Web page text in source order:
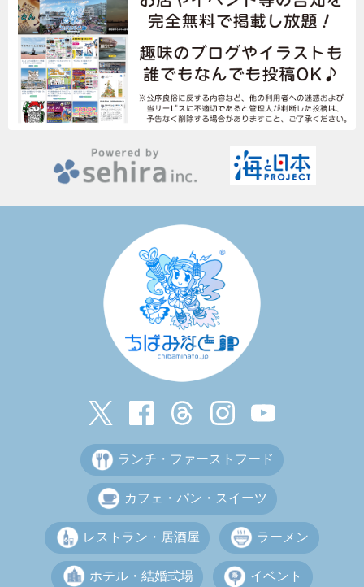
ランチ・ファーストフード
カフェ・パン・スイーツ
レストラン・居酒屋 ラーメン
ホテル・結婚式場 イベント